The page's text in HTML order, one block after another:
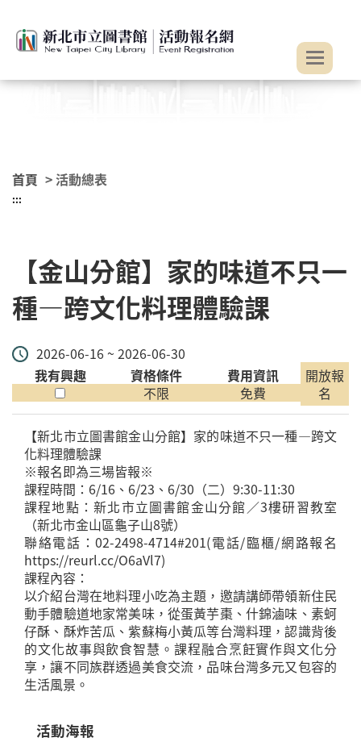
首頁 > 活動總表
:::
【金山分館】家的味道不只一
種—跨文化料理體驗課
2026-06-16 ~ 2026-06-30
我有興趣
資格條件
不限
費用資訊
免費
開放報
名
【新北市立圖書館金山分館】家的味道不只一種—跨文
化料理體驗課
※報名即為三場皆報※
課程時間：6/16、6/23、6/30（二）9:30-11:30
課程地點：新北市立圖書館金山分館／3樓研習教室
（新北市金山區龜子山8號）
聯絡電話：02-2498-4714#201(電話/臨櫃/網路報名
https://reurl.cc/O6aVl7)
課程內容：
以介紹台灣在地料理小吃為主題，邀請講師帶領新住民
動手體驗道地家常美味，從蛋黃芋棗、什錦滷味、素蚵
仔酥、酥炸苦瓜、紫蘇梅小黃瓜等台灣料理，認識背後
的文化故事與飲食智慧。課程融合烹飪實作與文化分
享，讓不同族群透過美食交流，品味台灣多元又包容的
活動海報